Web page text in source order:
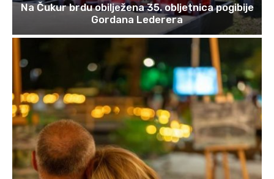
Na Čukur brdu obilježena 35. obljetnica pogibije
Gordana Lederera